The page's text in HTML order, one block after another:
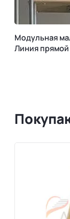
Модульная
Линия